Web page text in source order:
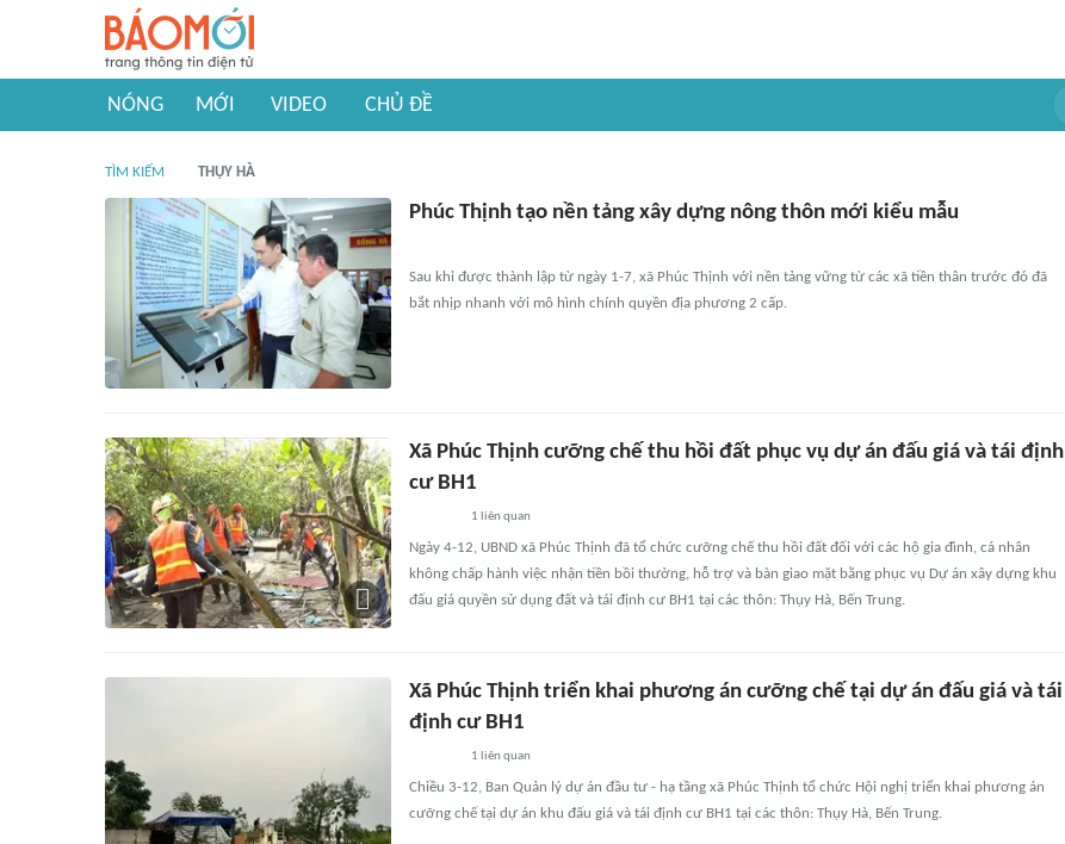
NÓNG MỚI VIDEO CHỦ ĐỀ
TÌM KIẾM THỤY HÀ
Phúc Thịnh tạo nền tảng xây dựng nông thôn mới kiểu mẫu
Sau khi được thành lập từ ngày 1-7, xã Phúc Thịnh với nền tảng vững từ các xã tiền thân trước đó đã
bắt nhịp nhanh với mô hình chính quyền địa phương 2 cấp.
Xã Phúc Thịnh cưỡng chế thu hồi đất phục vụ dự án đấu giá và tái định
cư BH1
1 liên quan
Ngày 4-12, UBND xã Phúc Thịnh đã tổ chức cưỡng chế thu hồi đất đối với các hộ gia đình, cá nhân
không chấp hành việc nhận tiền bồi thường, hỗ trợ và bàn giao mặt bằng phục vụ Dự án xây dựng khu
đấu giá quyền sử dụng đất và tái định cư BH1 tại các thôn: Thụy Hà, Bến Trung.
Xã Phúc Thịnh triển khai phương án cưỡng chế tại dự án đấu giá và tái
định cư BH1
1 liên quan
Chiều 3-12, Ban Quản lý dự án đầu tư - hạ tầng xã Phúc Thịnh tổ chức Hội nghị triển khai phương án
cưỡng chế tại dự án khu đấu giá và tái định cư BH1 tại các thôn: Thụy Hà, Bến Trung.